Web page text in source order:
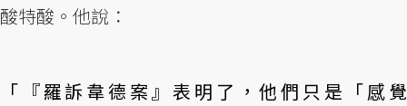
酸特酸。他說：
「『羅訴韋德案』表明了，他們只是「感覺